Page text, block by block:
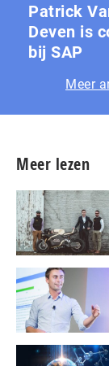
Patrick
Deven is
bij SAP
Meer
Meer lezen